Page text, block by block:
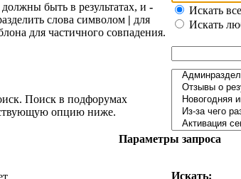
быть в результатах, и -
слова символом | для
для частичного совпадения.
Искать
Искать
Поиск в подфорумах
опцию ниже.
Параметры запроса
Искать: